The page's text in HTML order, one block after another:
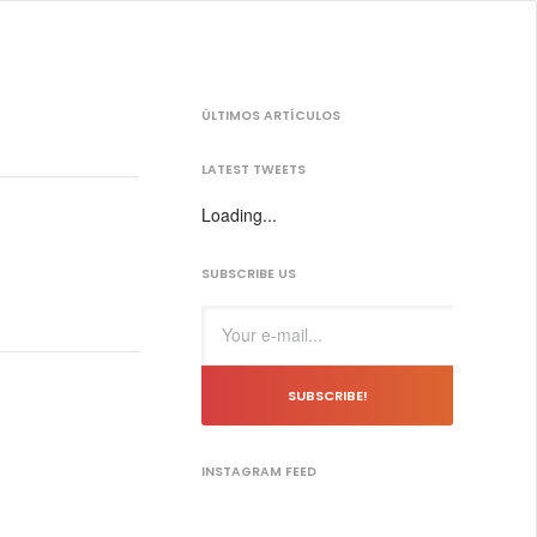
ÚLTIMOS ARTÍCULOS
LATEST TWEETS
Loading...
SUBSCRIBE US
SUBSCRIBE!
INSTAGRAM FEED